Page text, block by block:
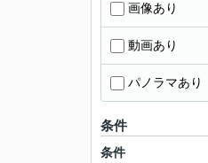
画像あり
動画あり
パノラマあり
条件
条件